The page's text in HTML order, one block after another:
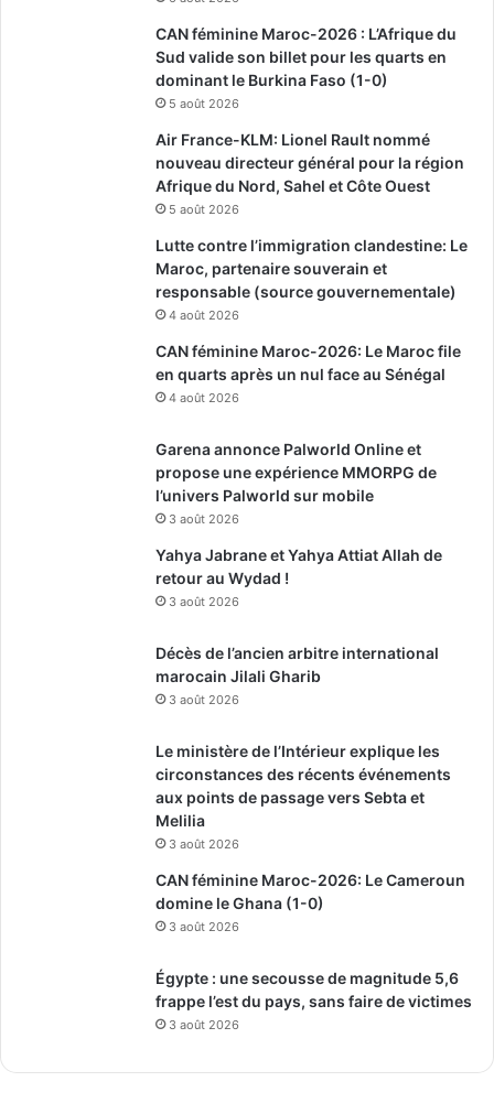
CAN féminine Maroc-2026 : L’Afrique du
Sud valide son billet pour les quarts en
dominant le Burkina Faso (1-0)
5 août 2026
Air France-KLM: Lionel Rault nommé
nouveau directeur général pour la région
Afrique du Nord, Sahel et Côte Ouest
5 août 2026
Lutte contre l’immigration clandestine: Le
Maroc, partenaire souverain et
responsable (source gouvernementale)
4 août 2026
CAN féminine Maroc-2026: Le Maroc file
en quarts après un nul face au Sénégal
4 août 2026
Garena annonce Palworld Online et
propose une expérience MMORPG de
l’univers Palworld sur mobile
3 août 2026
Yahya Jabrane et Yahya Attiat Allah de
retour au Wydad !
3 août 2026
Décès de l’ancien arbitre international
marocain Jilali Gharib
3 août 2026
Le ministère de l’Intérieur explique les
circonstances des récents événements
aux points de passage vers Sebta et
Melilia
3 août 2026
CAN féminine Maroc-2026: Le Cameroun
domine le Ghana (1-0)
3 août 2026
Égypte : une secousse de magnitude 5,6
frappe l’est du pays, sans faire de victimes
3 août 2026